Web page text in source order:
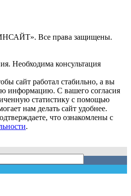
Все права защищены.
Необходима консультация
сайт работал стабильно, а вы
информацию. С вашего согласия
статистику с помощью
нам делать сайт удобнее.
что ознакомлены с
.